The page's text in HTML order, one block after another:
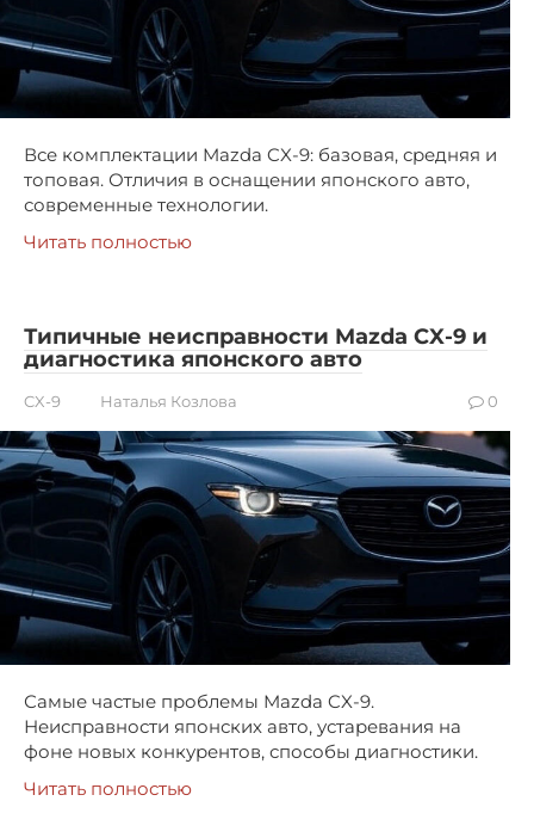
Все комплектации Mazda CX-9: базовая, средняя и
топовая. Отличия в оснащении японского авто,
современные технологии.
Читать полностью
Типичные неисправности Mazda CX-9 и
диагностика японского авто
CX-9 Наталья Козлова 0
Самые частые проблемы Mazda CX-9.
Неисправности японских авто, устаревания на
фоне новых конкурентов, способы диагностики.
Читать полностью